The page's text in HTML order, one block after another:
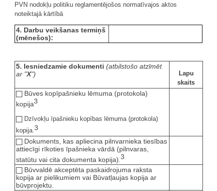
PVN nodokļu politiku reglamentējošos normatīvajos aktos
noteiktajā kārtībā
4. Darbu veikšanas termiņš
(mēnešos):
5. Iesniedzamie dokumenti (atbilstošo atzīmēt
ar "X")
Lapu
skaits
Būves kopīpašnieku lēmuma (protokola)
kopija3
Dzīvokļu īpašnieku kopības lēmuma (protokola)
kopija.3
Dokuments, kas apliecina pilnvarnieka tiesības
attiecīgi rīkoties īpašnieka vārdā (pilnvaras,
statūtu vai cita dokumenta kopija). 3
Būvvaldē akceptēta paskaidrojuma raksta
kopija ar pielikumiem vai Būvatļaujas kopija ar
būvprojektu.